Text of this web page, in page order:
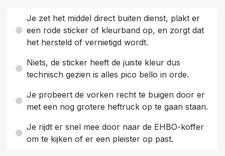
Je zet het middel direct buiten dienst, plakt er
een rode sticker of kleurband op, en zorgt dat
het hersteld of vernietigd wordt.
Niets, de sticker heeft de juiste kleur dus
technisch gezien is alles pico bello in orde.
Je probeert de vorken recht te buigen door er
met een nog grotere heftruck op te gaan staan.
Je rijdt er snel mee door naar de EHBO-koffer
om te kijken of er een pleister op past.